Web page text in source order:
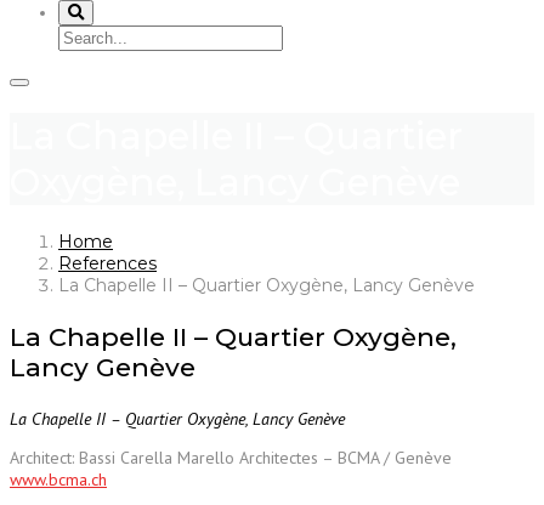
Home
References
La Chapelle II – Quartier Oxygène, Lancy Genève
La Chapelle II – Quartier Oxygène,
Lancy Genève
La Chapelle II – Quartier Oxygène, Lancy Genève
Architect: Bassi Carella Marello Architectes – BCMA / Genève
www.bcma.ch